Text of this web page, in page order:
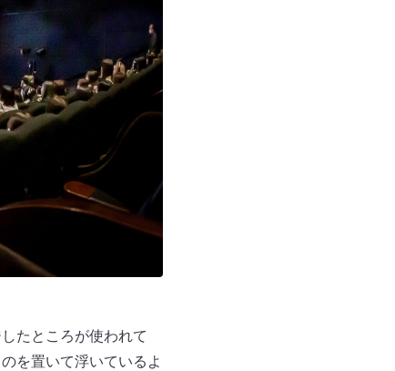
たところが使われて
を置いて浮いているよ